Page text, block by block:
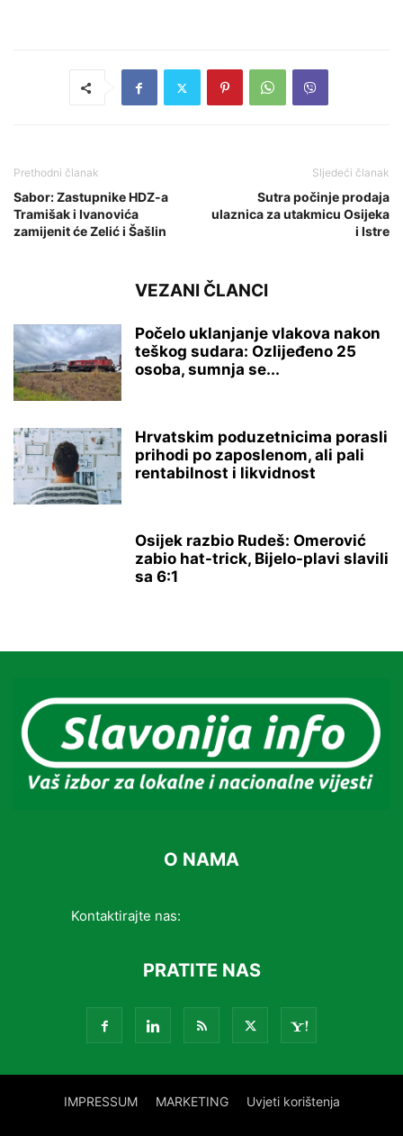
Prethodni članak
Sabor: Zastupnike HDZ-a
Tramišak i Ivanovića
zamijenit će Zelić i Šašlin
Sljedeći članak
Sutra počinje prodaja
ulaznica za utakmicu Osijeka
i Istre
VEZANI ČLANCI
Počelo uklanjanje vlakova nakon
teškog sudara: Ozlijeđeno 25
osoba, sumnja se...
Hrvatskim poduzetnicima porasli
prihodi po zaposlenom, ali pali
rentabilnost i likvidnost
Osijek razbio Rudeš: Omerović
zabio hat-trick, Bijelo-plavi slavili
sa 6:1
O NAMA
Kontaktirajte nas:
PRATITE NAS
IMPRESSUM MARKETING Uvjeti korištenja